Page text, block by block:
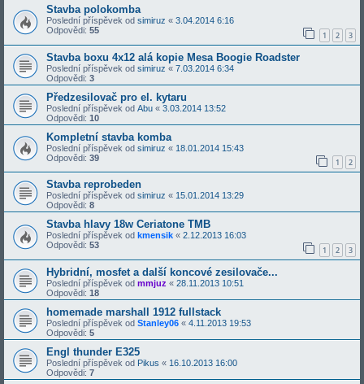
Stavba polokomba
Poslední příspěvek od simiruz « 3.04.2014 6:16
Odpovědi: 55 1 2 3
Stavba boxu 4x12 alá kopie Mesa Boogie Roadster
Poslední příspěvek od simiruz « 7.03.2014 6:34
Odpovědi: 3
Předzesilovač pro el. kytaru
Poslední příspěvek od Abu « 3.03.2014 13:52
Odpovědi: 10
Kompletní stavba komba
Poslední příspěvek od simiruz « 18.01.2014 15:43
Odpovědi: 39 1 2
Stavba reprobeden
Poslední příspěvek od simiruz « 15.01.2014 13:29
Odpovědi: 8
Stavba hlavy 18w Ceriatone TMB
Poslední příspěvek od kmensik « 2.12.2013 16:03
Odpovědi: 53 1 2 3
Hybridní, mosfet a další koncové zesilovače...
Poslední příspěvek od mmjuz « 28.11.2013 10:51
Odpovědi: 18
homemade marshall 1912 fullstack
Poslední příspěvek od Stanley06 « 4.11.2013 19:53
Odpovědi: 5
Engl thunder E325
Poslední příspěvek od Pikus « 16.10.2013 16:00
Odpovědi: 7